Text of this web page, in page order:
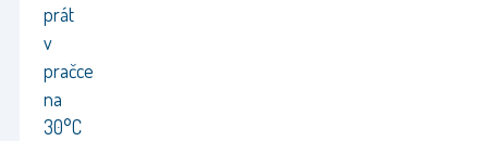
prát
v
pračce
na
30°C